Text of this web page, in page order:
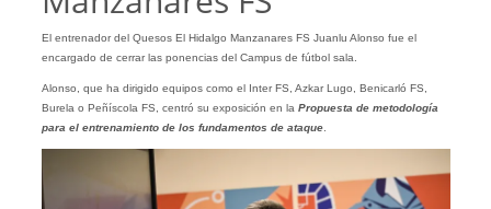
El entrenador del Quesos El Hidalgo Manzanares FS Juanlu Alonso fue el
encargado de cerrar las ponencias del Campus de fútbol sala.
Alonso, que ha dirigido equipos como el Inter FS, Azkar Lugo, Benicarló FS,
Burela o Peñíscola FS, centró su exposición en la Propuesta de metodología
para el entrenamiento de los fundamentos de ataque.